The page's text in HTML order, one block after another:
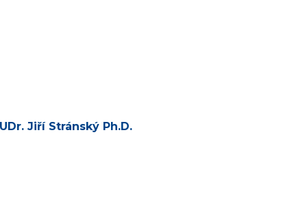
Jiří Stránský Ph.D.